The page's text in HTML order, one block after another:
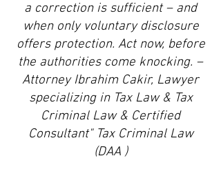
a correction is sufficient – and
when only voluntary disclosure
offers protection. Act now, before
the authorities come knocking. –
Attorney Ibrahim Cakir, Lawyer
specializing in Tax Law & Tax
Criminal Law & Certified
Consultant" Tax Criminal Law
(DAA )